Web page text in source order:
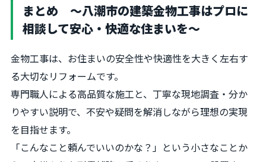
まとめ ～八潮市の建築金物工事はプロに
相談して安心・快適な住まいを～
金物工事は、お住まいの安全性や快適性を大きく左右す
る大切なリフォームです。
専門職人による高品質な施工と、丁寧な現地調査・分か
りやすい説明で、不安や疑問を解消しながら理想の実現
を目指せます。
「こんなこと頼んでいいのかな？」という小さなことか